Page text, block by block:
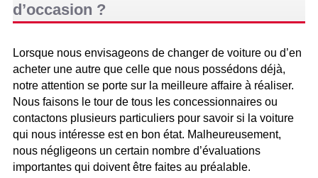
d’occasion ?
Lorsque nous envisageons de changer de voiture ou d’en
acheter une autre que celle que nous possédons déjà,
notre attention se porte sur la meilleure affaire à réaliser.
Nous faisons le tour de tous les concessionnaires ou
contactons plusieurs particuliers pour savoir si la voiture
qui nous intéresse est en bon état. Malheureusement,
nous négligeons un certain nombre d’évaluations
importantes qui doivent être faites au préalable.